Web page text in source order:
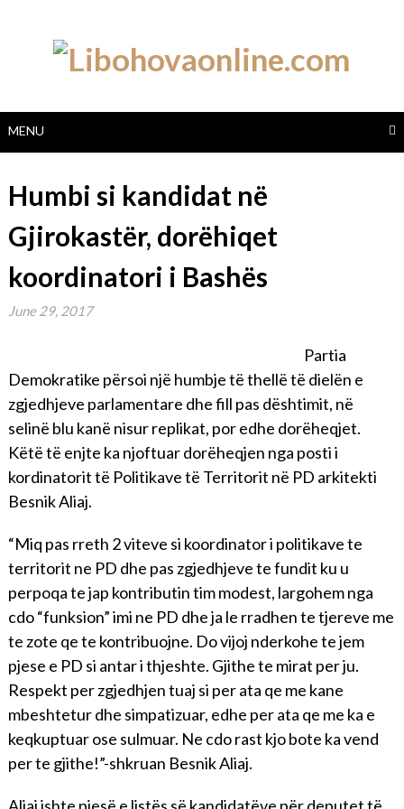
MENU
Humbi si kandidat në
Gjirokastër, dorëhiqet
koordinatori i Bashës
June 29, 2017
Partia
Demokratike përsoi një humbje të thellë të dielën e
zgjedhjeve parlamentare dhe fill pas dështimit, në
selinë blu kanë nisur replikat, por edhe dorëheqjet.
Këtë të enjte ka njoftuar dorëheqjen nga posti i
kordinatorit të Politikave të Territorit në PD arkitekti
Besnik Aliaj.
“Miq pas rreth 2 viteve si koordinator i politikave te
territorit ne PD dhe pas zgjedhjeve te fundit ku u
perpoqa te jap kontributin tim modest, largohem nga
cdo “funksion” imi ne PD dhe ja le rradhen te tjereve me
te zote qe te kontribuojne. Do vijoj nderkohe te jem
pjese e PD si antar i thjeshte. Gjithe te mirat per ju.
Respekt per zgjedhjen tuaj si per ata qe me kane
mbeshtetur dhe simpatizuar, edhe per ata qe me ka e
keqkuptuar ose sulmuar. Ne cdo rast kjo bote ka vend
per te gjithe!”-shkruan Besnik Aliaj.